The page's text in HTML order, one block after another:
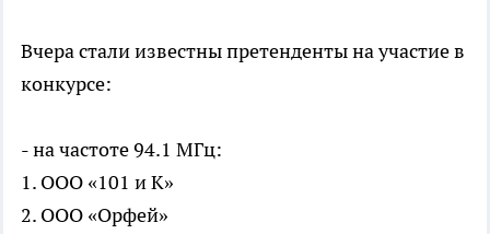
Вчера стали известны претенденты на участие в
конкурсе:
- на частоте 94.1 МГц:
1. ООО «101 и К»
2. ООО «Орфей»